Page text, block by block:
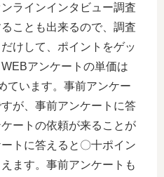
ラインインタビュー調査
ことも出来るので、調査
けして、ポイントをゲッ
アンケートの単価は
ています。事前アンケー
が、事前アンケートに答
ートの依頼が来ることが
トに答えると〇十ポイン
ます。事前アンケートも